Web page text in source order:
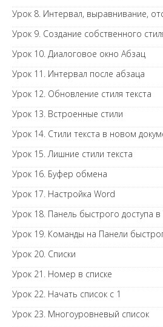
Урок 8. Интервал, выравнивание,
Урок 9. Создание собственного
Урок 10. Диалоговое окно Абзац
Урок 11. Интервал после абзаца
Урок 12. Обновление стиля текста
Урок 13. Встроенные стили
Урок 14. Стили текста в новом
Урок 15. Лишние стили текста
Урок 16. Буфер обмена
Урок 17. Настройка Word
Урок 18. Панель быстрого доступа в
Урок 19. Команды на Панели
Урок 20. Списки
Урок 21. Номер в списке
Урок 22. Начать список с 1
Урок 23. Многоуровневый список